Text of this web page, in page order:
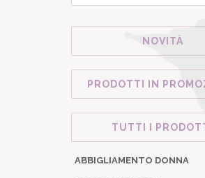
NOVITÀ
PRODOTTI IN
TUTTI I
ABBIGLIAMENTO DONNA